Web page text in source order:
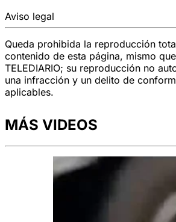
Aviso legal
Queda prohibida la reproducción
contenido de esta página, mismo
TELEDIARIO; su reproducción no
una infracción y un delito de
aplicables.
MÁS VIDEOS